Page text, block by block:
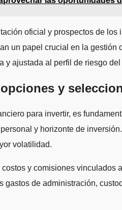
oficial y prospectos de
un papel crucial en la
y ajustada al perfil de riesgo del
y
para invertir, es
y horizonte de
volatilidad.
y comisiones
gastos de administración,